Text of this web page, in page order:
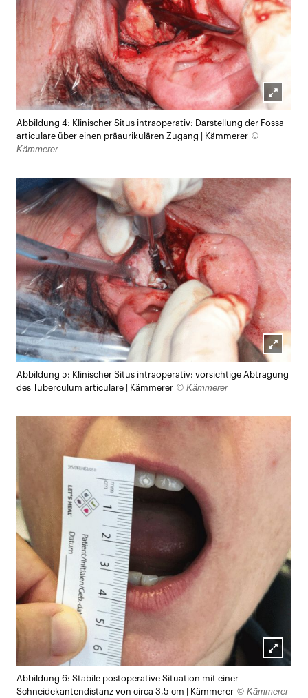
öffnen
Abbildung 4: Klinischer Situs intraoperativ: Darstellung der Fossa
articulare über einen präaurikulären Zugang | Kämmerer ©
Kämmerer
öffnen
Abbildung 5: Klinischer Situs intraoperativ: vorsichtige Abtragung
des Tuberculum articulare | Kämmerer © Kämmerer
Abbildung 6: Stabile postoperative Situation mit einer
Schneidekantendistanz von circa 3,5 cm | Kämmerer © Kämmerer